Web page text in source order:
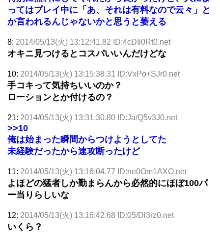
ってはプレイ中に「あ、それは有料なので云々」と
か言われるんじゃないかと思うと萎える
8: 2014/05/13(火) 13:12:41.82 ID:4cDIi0Rt0.net
オキニ見つけるとコスパいいんだけどな
10: 2014/05/13(火) 13:15:38.31 ID:VxPo+SJr0.net
手コキって気持ちいいのか？
ローションとか付けるの？
21: 2014/05/13(火) 13:31:30.80 ID:Ja/Q5v3J0.net
>>10
俺は始まった瞬間からつけようとしてた
未経験だったから速攻断ったけど
11: 2014/05/13(火) 13:16:04.77 ID:ne0Om1AXO.net
よほどの猛者しか勤まらんから必然的にほぼ100パ
ー当りらしいな
12: 2014/05/13(火) 13:16:42.68 ID:05/Dl3rz0.net
いくら？